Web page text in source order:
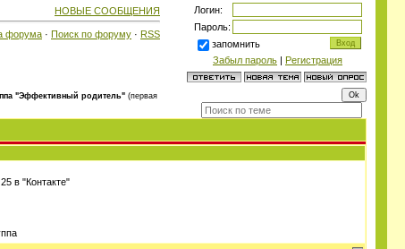
НОВЫЕ СООБЩЕНИЯ
форума · Поиск по форуму · RSS
Логин:
Пароль:
запомнить
Забыл пароль | Регистрация
"Эффективный родитель" (первая
в "Контакте"